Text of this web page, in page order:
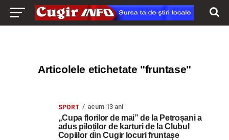
Articolele etichetate "fruntase"
SPORT acum 13 ani
„Cupa florilor de mai” de la Petroșani a
adus piloților de karturi de la Clubul
Copiilor din Cugir locuri fruntașe